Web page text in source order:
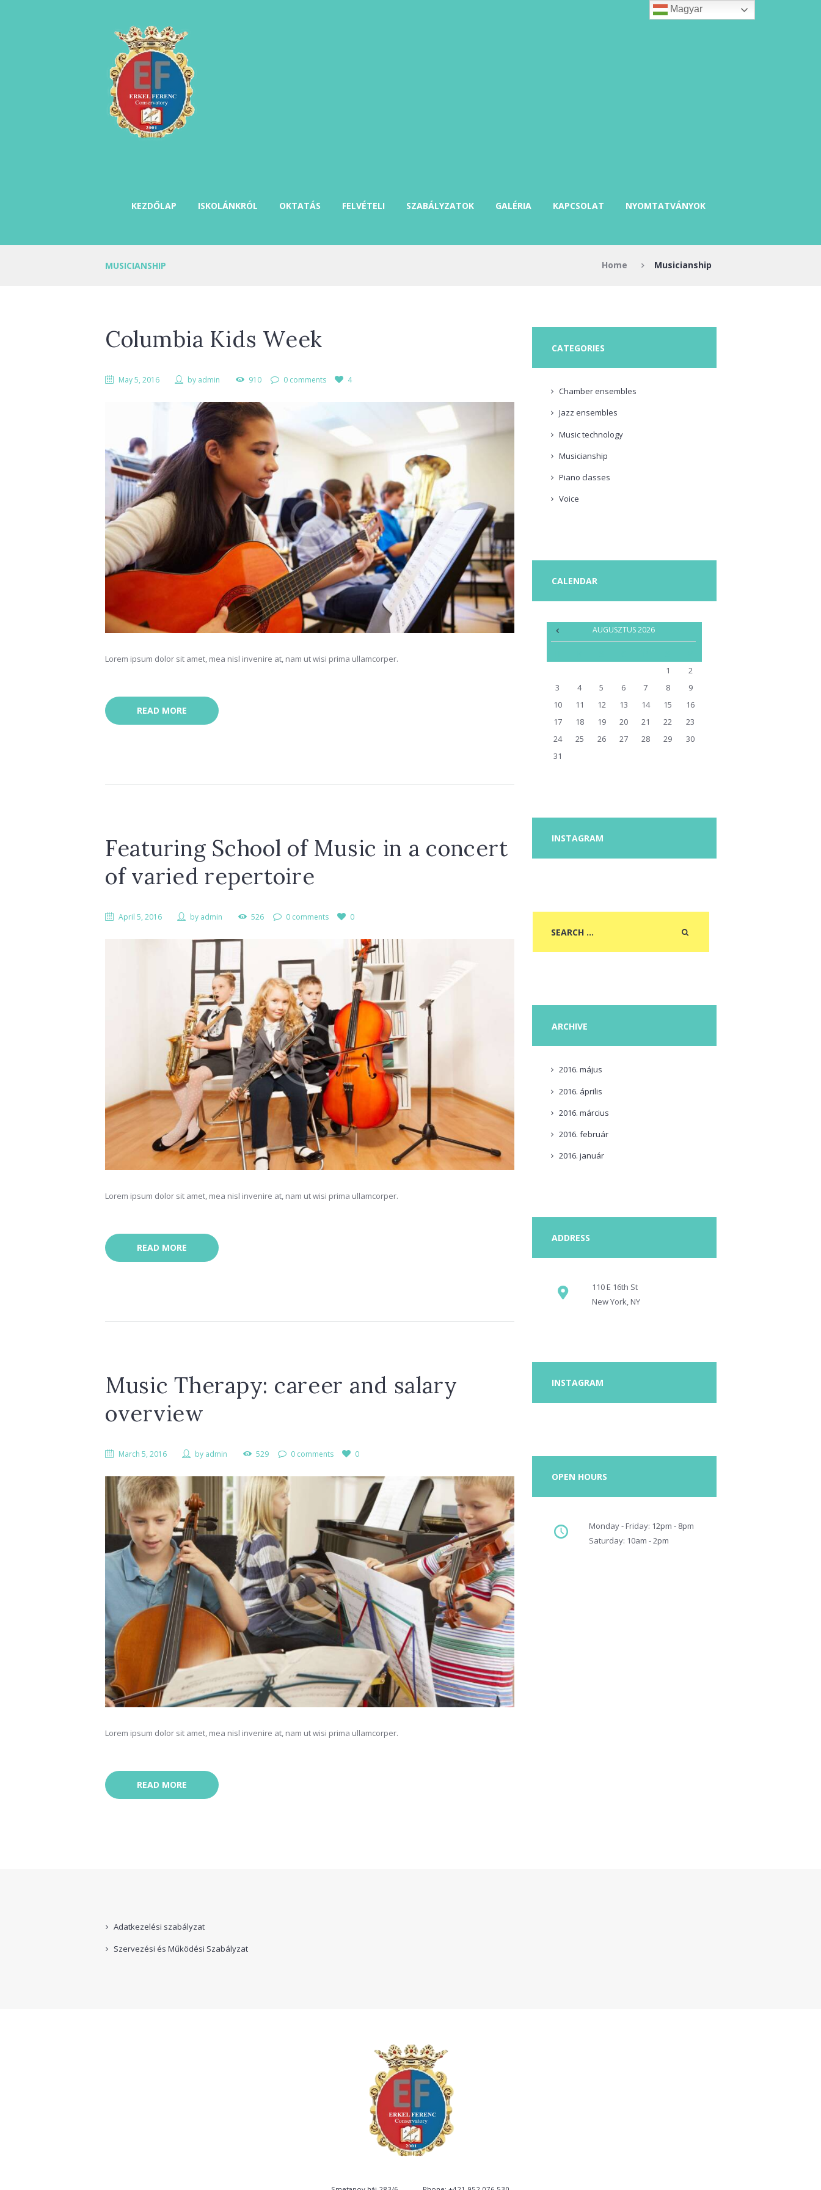
KEZDŐLAP ISKOLÁNKRÓL OKTATÁS FELVÉTELI SZABÁLYZATOK GALÉRIA KAPCSOLAT NYOMTATVÁNYOK
MUSICIANSHIP Home Musicianship
Columbia Kids Week
May 5, 2016 by admin 910 0 comments 4
Lorem ipsum dolor sit amet, mea nisl invenire at, nam ut wisi prima ullamcorper.
READ MORE
Featuring School of Music in a concert
of varied repertoire
April 5, 2016 by admin 526 0 comments 0
Lorem ipsum dolor sit amet, mea nisl invenire at, nam ut wisi prima ullamcorper.
READ MORE
Music Therapy: career and salary
overview
March 5, 2016 by admin 529 0 comments 0
Lorem ipsum dolor sit amet, mea nisl invenire at, nam ut wisi prima ullamcorper.
READ MORE
CATEGORIES
Chamber ensembles
Jazz ensembles
Music technology
Musicianship
Piano classes
Voice
CALENDAR
AUGUSZTUS2026
1
2
3
4 5 6 7 8
9
10
11 12 13 14 15
16
17
18 19 20 21 22
23
24
25 26 27 28 29
30
31
INSTAGRAM
ARCHIVE
2016. május
2016. április
2016. március
2016. február
2016. január
ADDRESS
110 E 16th St
New York, NY
INSTAGRAM
OPEN HOURS
Monday - Friday: 12pm - 8pm
Saturday: 10am - 2pm
Adatkezelési szabályzat
Szervezési és Működési Szabályzat
Magyar